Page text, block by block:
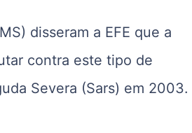
disseram a EFE que a
contra este tipo de
Severa (Sars) em 2003.